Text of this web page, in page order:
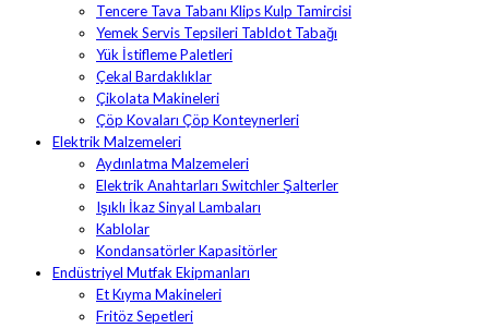
Tencere Tava Tabanı Klips Kulp Tamircisi
Yemek Servis Tepsileri Tabldot Tabağı
Yük İstifleme Paletleri
Çekal Bardaklıklar
Çikolata Makineleri
Çöp Kovaları Çöp Konteynerleri
Elektrik Malzemeleri
Aydınlatma Malzemeleri
Elektrik Anahtarları Switchler Şalterler
Işıklı İkaz Sinyal Lambaları
Kablolar
Kondansatörler Kapasitörler
Endüstriyel Mutfak Ekipmanları
Et Kıyma Makineleri
Fritöz Sepetleri